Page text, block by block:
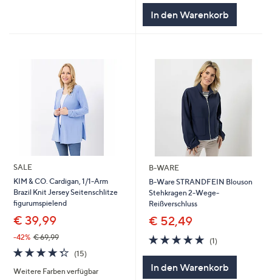
In den Warenkorb
SALE
KIM & CO. Cardigan, 1/1-Arm
Brazil Knit Jersey Seitenschlitze
figurumspielend
€ 39,99
-42% € 69,99
4.3
von
5
(15)15
Weitere Farben verfügbar
B-WARE
B-Ware STRANDFEIN Blouson
Stehkragen 2-Wege-
Reißverschluss
€ 52,49
5.0
von
(1)1
In den Warenkorb